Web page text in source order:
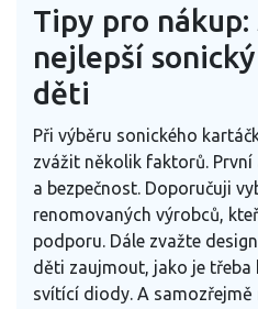
Tipy pro
nejlepší
děti
Při výběru sonického
zvážit několik faktorů.
a bezpečnost. Doporučuji
renomovaných výrobců,
podporu. Dále zvažte
děti zaujmout, jako je
svítící diody. A samozřejmě